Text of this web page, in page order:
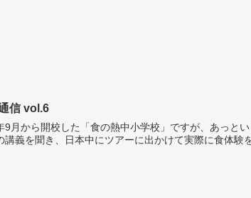
信 vol.6
月から開校した「食の熱中小学校」ですが、あっと
講義を聞き、日本中にツアーに出かけて実際に食体